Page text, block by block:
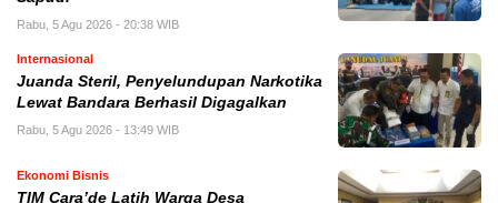
Rabu, 5 Agu 2026 - 20:38 WIB
Internasional
Juanda Steril, Penyelundupan Narkotika
Lewat Bandara Berhasil Digagalkan
Rabu, 5 Agu 2026 - 13:49 WIB
Ekonomi Bisnis
TIM Cara’de Latih Warga Desa